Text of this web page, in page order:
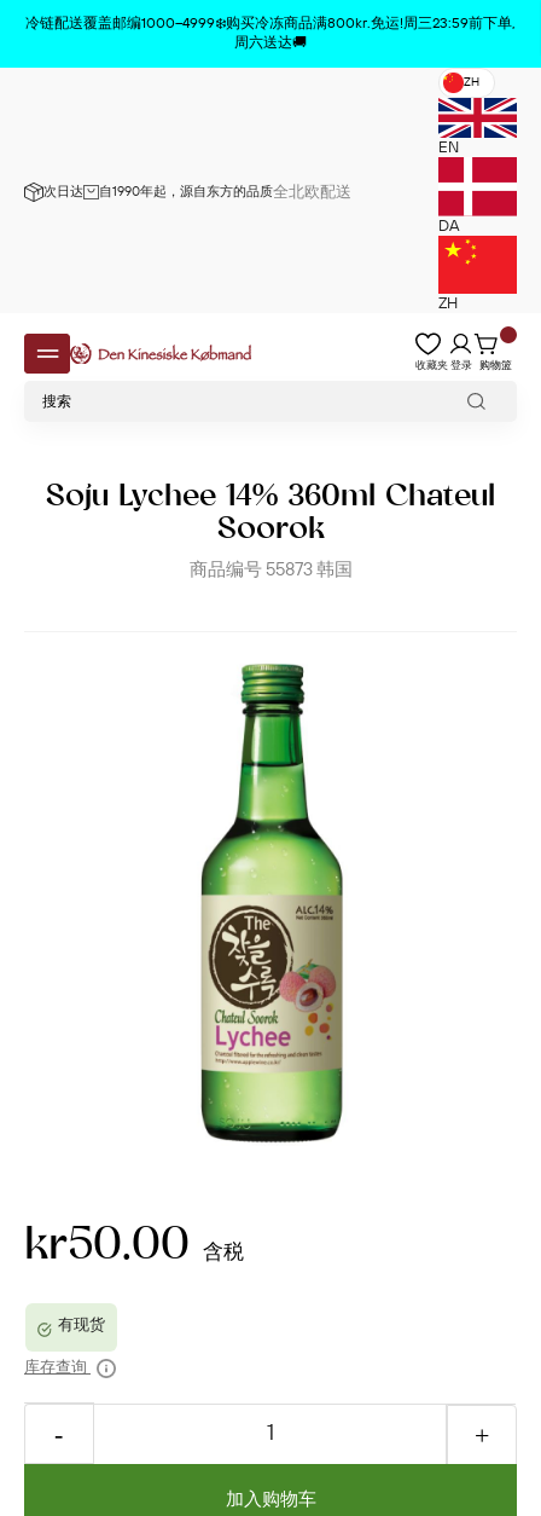
冷链配送覆盖邮编1000–4999❄️购买冷冻商品满800kr.免运!周三23:59前下单,
周六送达🚚
次日达 自1990年起，源自东方的品质全北欧配送
ZH
EN
DA
ZH
收藏夹登录 购物篮
Soju Lychee 14% 360ml Chateul
Soorok
商品编号 55873韩国
kr50.00 含税
库存查询
加入购物车
商品已从购物车中删除 x